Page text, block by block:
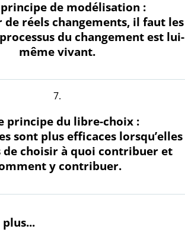
principe de modélisation :
de réels changements, il faut les
du changement est lui-
même vivant.
principe du libre-choix :
sont plus efficaces lorsqu’elles
de choisir à quoi contribuer et
y contribuer.